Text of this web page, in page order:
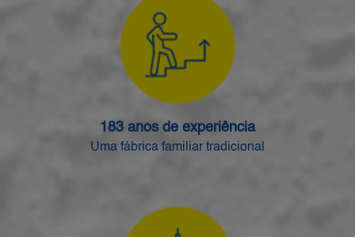
183 anos de experiência
Uma fábrica familiar tradicional